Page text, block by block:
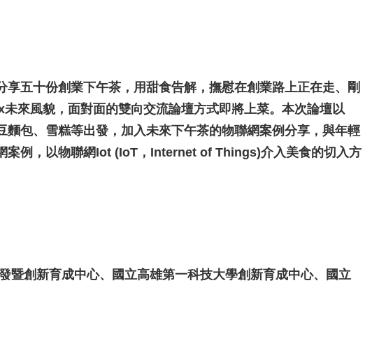
五十份創業下午茶，用甜食告解，撫慰在創業路上正在走、剛
來風貌，面對面的雙向交流論壇方式即將上菜。本次論壇以
包、雪糕等出發，加入未來下午茶的物聯網案例分享，與年輕
案例，以物聯網Iot (IoT，Internet of Things)介入美食的切入方
暨創新育成中心、國立高雄第一科技大學創新育成中心、國立